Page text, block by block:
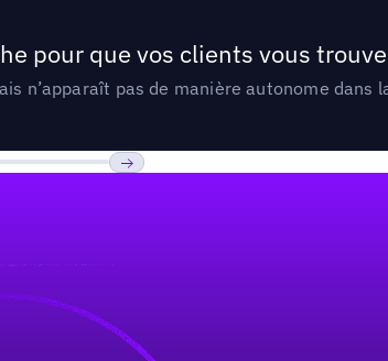
pour que vos clients vous
n’apparaît pas de manière autonome dans